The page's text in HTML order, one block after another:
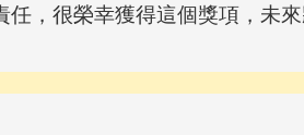
，很榮幸獲得這個獎項，未來